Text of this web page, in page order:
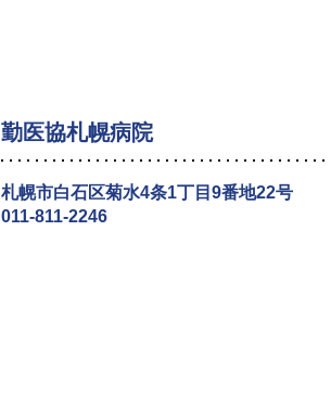
勤医協札幌病院
札幌市白石区菊水4条1丁目9番地22号
011-811-2246